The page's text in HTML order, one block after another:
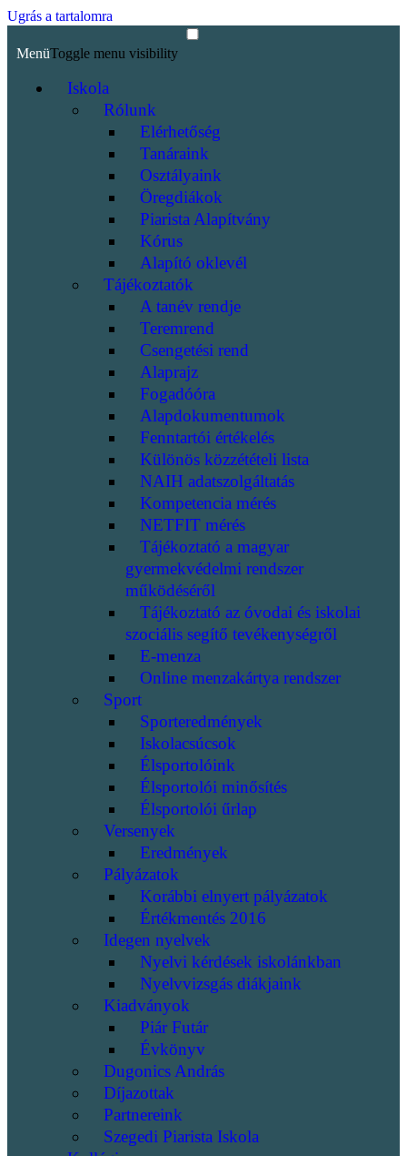
Ugrás a tartalomra
MenüToggle menu visibility
Iskola
Rólunk
Elérhetőség
Tanáraink
Osztályaink
Öregdiákok
Piarista Alapítvány
Kórus
Alapító oklevél
Tájékoztatók
A tanév rendje
Teremrend
Csengetési rend
Alaprajz
Fogadóóra
Alapdokumentumok
Fenntartói értékelés
Különös közzétételi lista
NAIH adatszolgáltatás
Kompetencia mérés
NETFIT mérés
Tájékoztató a magyar
gyermekvédelmi rendszer
működéséről
Tájékoztató az óvodai és iskolai
szociális segítő tevékenységről
E-menza
Online menzakártya rendszer
Sport
Sporteredmények
Iskolacsúcsok
Élsportolóink
Élsportolói minősítés
Élsportolói űrlap
Versenyek
Eredmények
Pályázatok
Korábbi elnyert pályázatok
Értékmentés 2016
Idegen nyelvek
Nyelvi kérdések iskolánkban
Nyelvvizsgás diákjaink
Kiadványok
Piár Futár
Évkönyv
Dugonics András
Díjazottak
Partnereink
Szegedi Piarista Iskola